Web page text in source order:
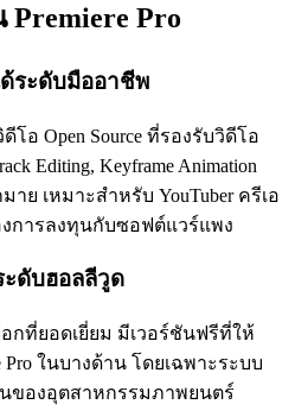
Pro
ระดับมืออาชีพ
โอ Open Source ที่รองรับวิดีโอ
Editing, Keyframe Animation
ย เหมาะสำหรับ YouTuber ครีเอ
การลงทุนกับซอฟต์แวร์แพง
ะดับฮอลลีวูด
อกที่ยอดเยี่ยม มีเวอร์ชันฟรีที่ให้
Pro ในบางด้าน โดยเฉพาะระบบ
นของอุตสาหกรรมภาพยนตร์